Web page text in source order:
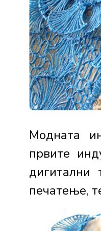
Модната
првите
дигитални
печатење,